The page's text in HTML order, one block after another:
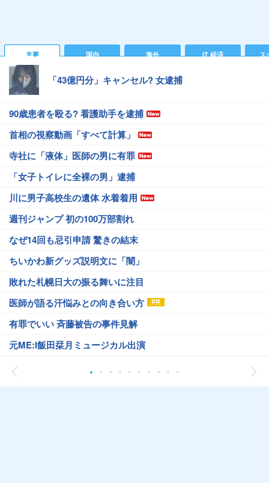
主要 国内 海外 IT 経済 ス
「43億円分」キャンセル? 女逮捕
90歳患者を殴る? 看護助手を逮捕
首相の視察動画「すべて計算」
寺社に「液体」医師の男に有罪
「女子トイレに全裸の男」逮捕
川に男子高校生の遺体 水着着用
週刊ジャンプ 初の100万部割れ
なぜ14回も忌引申請 驚きの結末
ちいかわ新グッズ説明文に「闇」
敗れた札幌日大の振る舞いに注目
医師が語る汗悩みとの向き合い方
有罪でいい 斉藤被告の事件見解
元ME:I飯田栞月ミュージカル出演